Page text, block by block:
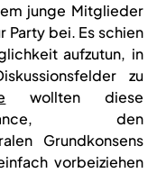
junge Mitglieder
Party bei. Es schien
aufzutun, in
zu
wollten diese
den
Grundkonsens
vorbeiziehen